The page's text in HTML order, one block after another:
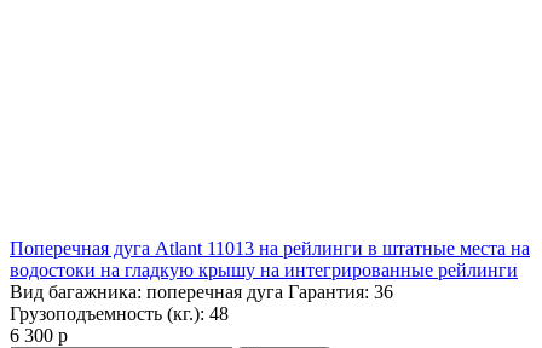
Поперечная дуга Atlant 11013 на рейлинги в штатные места на
водостоки на гладкую крышу на интегрированные рейлинги
Вид багажника: поперечная дуга Гарантия: 36
Грузоподъемность (кг.): 48
6 300 р